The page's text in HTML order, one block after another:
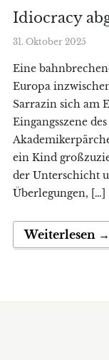
Idiocracy
31. Oktober 2025
Eine
Europa
Sarrazin sich am
Eingangsszene
ein Kind
der Unterschicht
Überlegungen, […]
Weiterlesen →